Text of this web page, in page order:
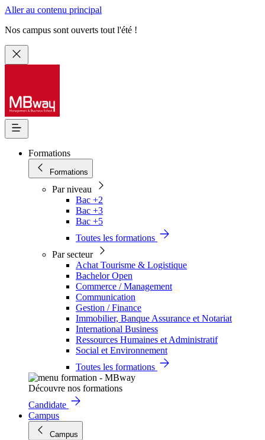
Aller au contenu principal
Nos campus sont ouverts tout l'été !
Formations
Formations
Par niveau
Bac +2
Bac +3
Bac +5
Toutes les formations
Par secteur
Achat Tourisme & Logistique
Bachelor Open
Commerce / Management
Communication
Gestion / Finance
Immobilier, Banque Assurance et Notariat
International Business
Ressources Humaines et Administratif
Social et Environnement
Toutes les formations
Découvre nos formations
Candidate
Campus
Campus